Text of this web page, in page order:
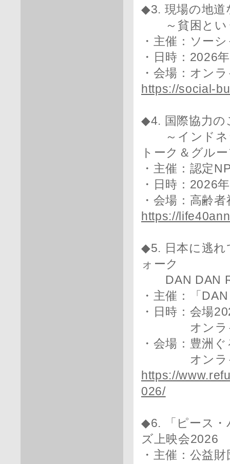
◆3. 現場の地道
～貧困とい
・主催：ソー
・日時：2026
・会場：オン
https://social-
◆4. 国際協力の
～インドネ
トーク＆グル
・主催：認定
・日時：2026
・会場：高齢
https://
◆5. 日本に逃れ
ォーク
DAN DAN
・主催：「
・日時：会場
オンライン
・会場：豊洲
オンライン
https://
026/
◆6. 「ピース・
ズ上映会2026
・主催：公益